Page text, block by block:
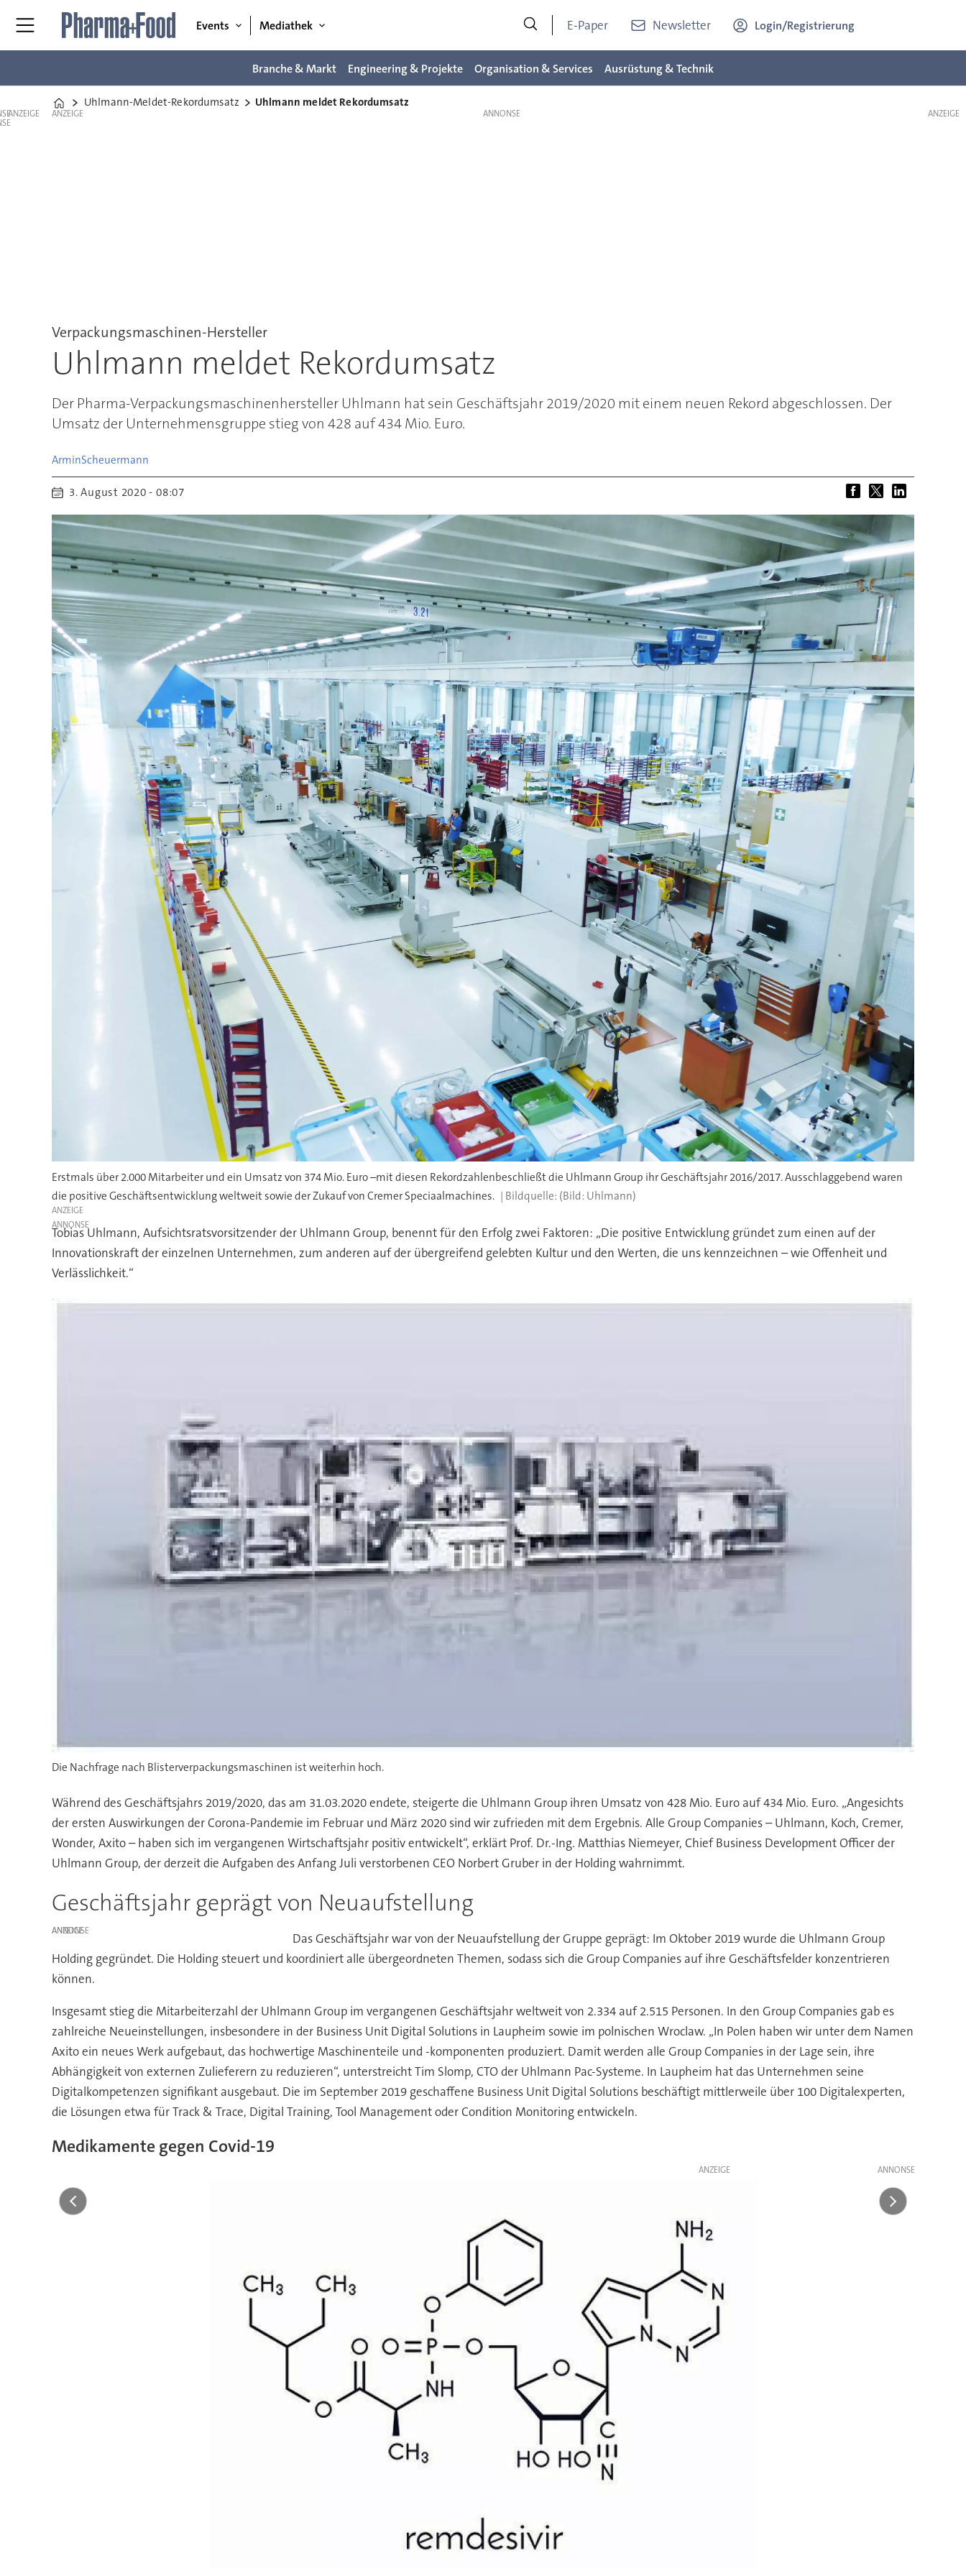
Events Mediathek E-Paper Newsletter Login/Registrierung
Branche & Markt Engineering & Projekte Organisation & Services Ausrüstung & Technik
Home
Uhlmann-Meldet-Rekordumsatz Uhlmann meldet Rekordumsatz
ANZEIGE ANZEIGE
Verpackungsmaschinen-Hersteller
Uhlmann meldet Rekordumsatz
Der Pharma-Verpackungsmaschinenhersteller Uhlmann hat sein Geschäftsjahr 2019/2020 mit einem neuen Rekord abgeschlossen. Der
Umsatz der Unternehmensgruppe stieg von 428 auf 434 Mio. Euro.
ArminScheuermann
3. August 2020 - 08:07
Erstmals über 2.000 Mitarbeiter und ein Umsatz von 374 Mio. Euro –mit diesen Rekordzahlenbeschließt die Uhlmann Group ihr Geschäftsjahr 2016/2017. Ausschlaggebend waren
die positive Geschäftsentwicklung weltweit sowie der Zukauf von Cremer Speciaalmachines.
(Bild: Uhlmann)
ANZEIGE
Tobias Uhlmann, Aufsichtsratsvorsitzender der Uhlmann Group, benennt für den Erfolg zwei Faktoren: „Die positive Entwicklung gründet zum einen auf der
Innovationskraft der einzelnen Unternehmen, zum anderen auf der übergreifend gelebten Kultur und den Werten, die uns kennzeichnen – wie Offenheit und
Verlässlichkeit.“
Die Nachfrage nach Blisterverpackungsmaschinen ist weiterhin hoch.
Während des Geschäftsjahrs 2019/2020, das am 31.03.2020 endete, steigerte die Uhlmann Group ihren Umsatz von 428 Mio. Euro auf 434 Mio. Euro. „Angesichts
der ersten Auswirkungen der Corona-Pandemie im Februar und März 2020 sind wir zufrieden mit dem Ergebnis. Alle Group Companies – Uhlmann, Koch, Cremer,
Wonder, Axito – haben sich im vergangenen Wirtschaftsjahr positiv entwickelt“, erklärt Prof. Dr.-Ing. Matthias Niemeyer, Chief Business Development Officer der
Uhlmann Group, der derzeit die Aufgaben des Anfang Juli verstorbenen CEO Norbert Gruber in der Holding wahrnimmt.
Geschäftsjahr geprägt von Neuaufstellung
ANZEIGE
Das Geschäftsjahr war von der Neuaufstellung der Gruppe geprägt: Im Oktober 2019 wurde die Uhlmann Group
Holding gegründet. Die Holding steuert und koordiniert alle übergeordneten Themen, sodass sich die Group Companies auf ihre Geschäftsfelder konzentrieren
können.
Insgesamt stieg die Mitarbeiterzahl der Uhlmann Group im vergangenen Geschäftsjahr weltweit von 2.334 auf 2.515 Personen. In den Group Companies gab es
zahlreiche Neueinstellungen, insbesondere in der Business Unit Digital Solutions in Laupheim sowie im polnischen Wroclaw. „In Polen haben wir unter dem Namen
Axito ein neues Werk aufgebaut, das hochwertige Maschinenteile und -komponenten produziert. Damit werden alle Group Companies in der Lage sein, ihre
Abhängigkeit von externen Zulieferern zu reduzieren“, unterstreicht Tim Slomp, CTO der Uhlmann Pac-Systeme. In Laupheim hat das Unternehmen seine
Digitalkompetenzen signifikant ausgebaut. Die im September 2019 geschaffene Business Unit Digital Solutions beschäftigt mittlerweile über 100 Digitalexperten,
die Lösungen etwa für Track & Trace, Digital Training, Tool Management oder Condition Monitoring entwickeln.
Medikamente gegen Covid-19
ANZEIGE
ANZEIGE